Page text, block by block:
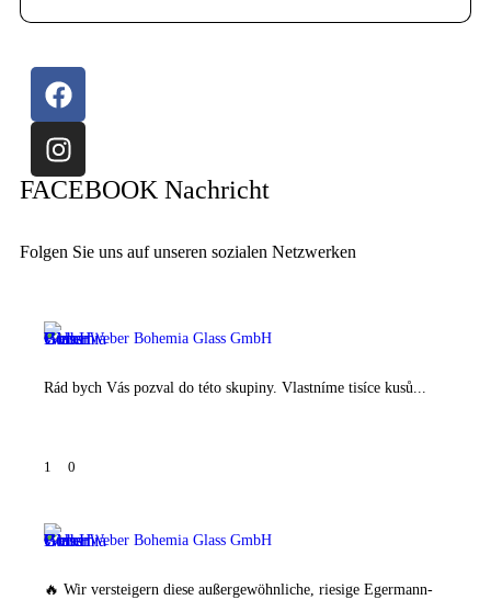
FACEBOOK Nachricht
Folgen Sie uns auf unseren sozialen Netzwerken
Weber Bohemia Glass GmbH
Rád bych Vás pozval do této skupiny. Vlastníme tisíce kusů...
1 0
Weber Bohemia Glass GmbH
🔥 Wir versteigern diese außergewöhnliche, riesige Egermann-